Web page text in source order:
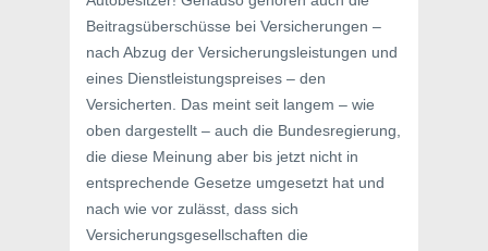
Beitragsüberschüsse bei Versicherungen –
nach Abzug der Versicherungsleistungen und
eines Dienstleistungspreises – den
Versicherten. Das meint seit langem – wie
oben dargestellt – auch die Bundesregierung,
die diese Meinung aber bis jetzt nicht in
entsprechende Gesetze umgesetzt hat und
nach wie vor zulässt, dass sich
Versicherungsgesellschaften die